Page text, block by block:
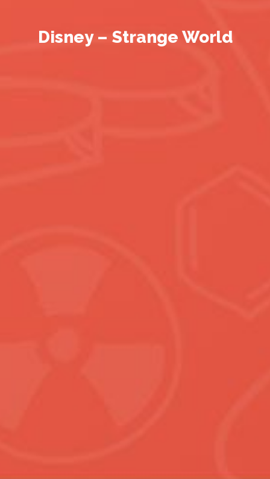
Disney – Strange World